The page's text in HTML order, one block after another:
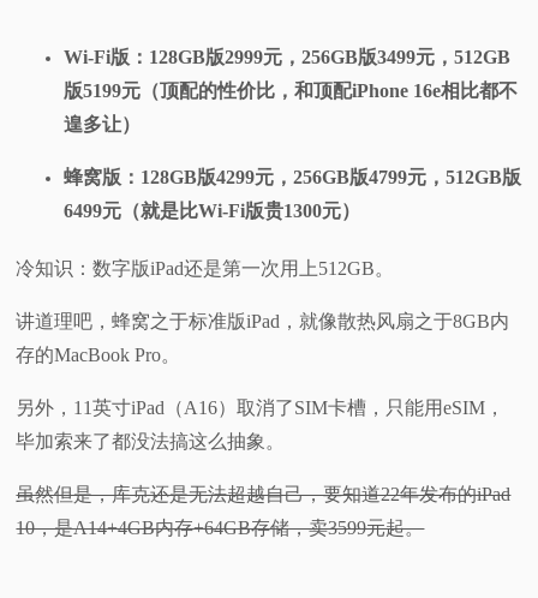
Wi-Fi版：128GB版2999元，256GB版3499元，512GB
版5199元（顶配的性价比，和顶配iPhone 16e相比都不
遑多让）
蜂窝版：128GB版4299元，256GB版4799元，512GB版
6499元（就是比Wi-Fi版贵1300元）
冷知识：数字版iPad还是第一次用上512GB。
讲道理吧，蜂窝之于标准版iPad，就像散热风扇之于8GB内
存的MacBook Pro。
另外，11英寸iPad（A16）取消了SIM卡槽，只能用eSIM，
毕加索来了都没法搞这么抽象。
虽然但是，库克还是无法超越自己，要知道22年发布的iPad
10，是A14+4GB内存+64GB存储，卖3599元起。